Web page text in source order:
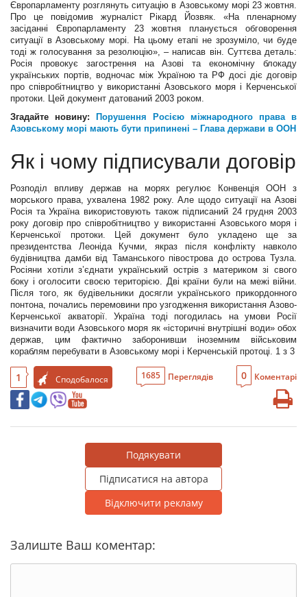
Європарламенту розглянуть ситуацію в Азовському морі 23 жовтня.
Про це повідомив журналіст Рікард Йозвяк. «На пленарному
засіданні Європарламенту 23 жовтня планується обговорення
ситуації в Азовському морі. На цьому етапі не зрозуміло, чи буде
тоді ж голосування за резолюцію», – написав він. Суттєва деталь:
Росія провокує загострення на Азові та економічну блокаду
українських портів, водночас між Україною та РФ досі діє договір
про співробітництво у використанні Азовського моря і Керченської
протоки. Цей документ датований 2003 роком.
Згадайте новину:
Порушення Росією міжнародного права в
Азовському морі мають бути припинені – Глава держави в ООН
Як і чому підписували договір
Розподіл впливу держав на морях регулює Конвенція ООН з
морського права, ухвалена 1982 року. Але щодо ситуації на Азові
Росія та Україна використовують також підписаний 24 грудня 2003
року договір про співробітництво у використанні Азовського моря і
Керченської протоки. Цей документ було укладено ще за
президентства Леоніда Кучми, якраз після конфлікту навколо
будівництва дамби від Таманського півострова до острова Тузла.
Росіяни хотіли з’єднати український острів з материком зі свого
боку і оголосити своєю територією. Дві країни були на межі війни.
Після того, як будівельники досягли українського прикордонного
понтона, почались перемовини про узгодження використання Азово-
Керченської акваторії. Україна тоді погодилась на умови Росії
визначити води Азовського моря як «історичні внутрішні води» обох
держав, цим фактично заборонивши іноземним військовим
кораблям перебувати в Азовському морі і Керченській протоці. 1 з 3
1 Сподобалося 1685 Переглядів 0 Коментарі
Подякувати
Підписатися на автора
Відключити рекламу
Залиште Ваш коментар: